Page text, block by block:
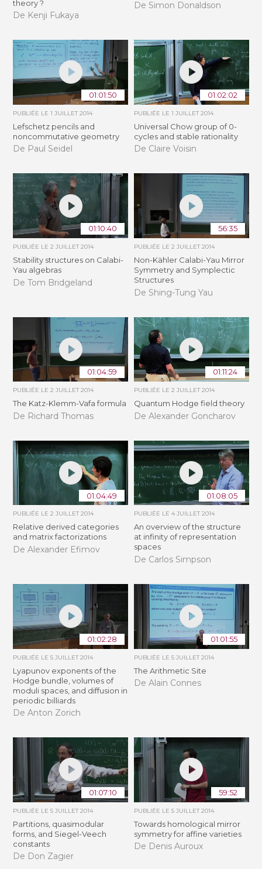
theory ?
De Kenji Fukaya
De Simon Donaldson
01:01:50
PUBLIÉE LE1 JUILLET 2014
Lefschetz pencils and
noncommutative geometry
De Paul Seidel
01:02:02
PUBLIÉE LE 1 JUILLET 2014
Universal Chow group of 0-
cycles and stable rationality
De Claire Voisin
01:10:40
PUBLIÉE LE2 JUILLET 2014
Stability structures on Calabi-
Yau algebras
De Tom Bridgeland
56:35
PUBLIÉE LE 2 JUILLET 2014
Non-Kähler Calabi-Yau Mirror
Symmetry and Symplectic
Structures
De Shing-Tung Yau
01:04:59
PUBLIÉE LE2 JUILLET 2014
The Katz-Klemm-Vafa formula
De Richard Thomas
01:11:24
PUBLIÉE LE 2 JUILLET 2014
Quantum Hodge field theory
De Alexander Goncharov
01:04:49
PUBLIÉE LE2 JUILLET 2014
Relative derived categories
and matrix factorizations
De Alexander Efimov
01:08:05
PUBLIÉE LE 4 JUILLET 2014
An overview of the structure
at infinity of representation
spaces
De Carlos Simpson
01:02:28
PUBLIÉE LE5 JUILLET 2014
Lyapunov exponents of the
Hodge bundle, volumes of
moduli spaces, and diffusion in
periodic billiards
De Anton Zorich
01:01:55
PUBLIÉE LE 5 JUILLET 2014
The Arithmetic Site
De Alain Connes
01:07:10
PUBLIÉE LE5 JUILLET 2014
Partitions, quasimodular
forms, and Siegel-Veech
constants
De Don Zagier
59:52
PUBLIÉE LE 5 JUILLET 2014
Towards homological mirror
symmetry for affine varieties
De Denis Auroux